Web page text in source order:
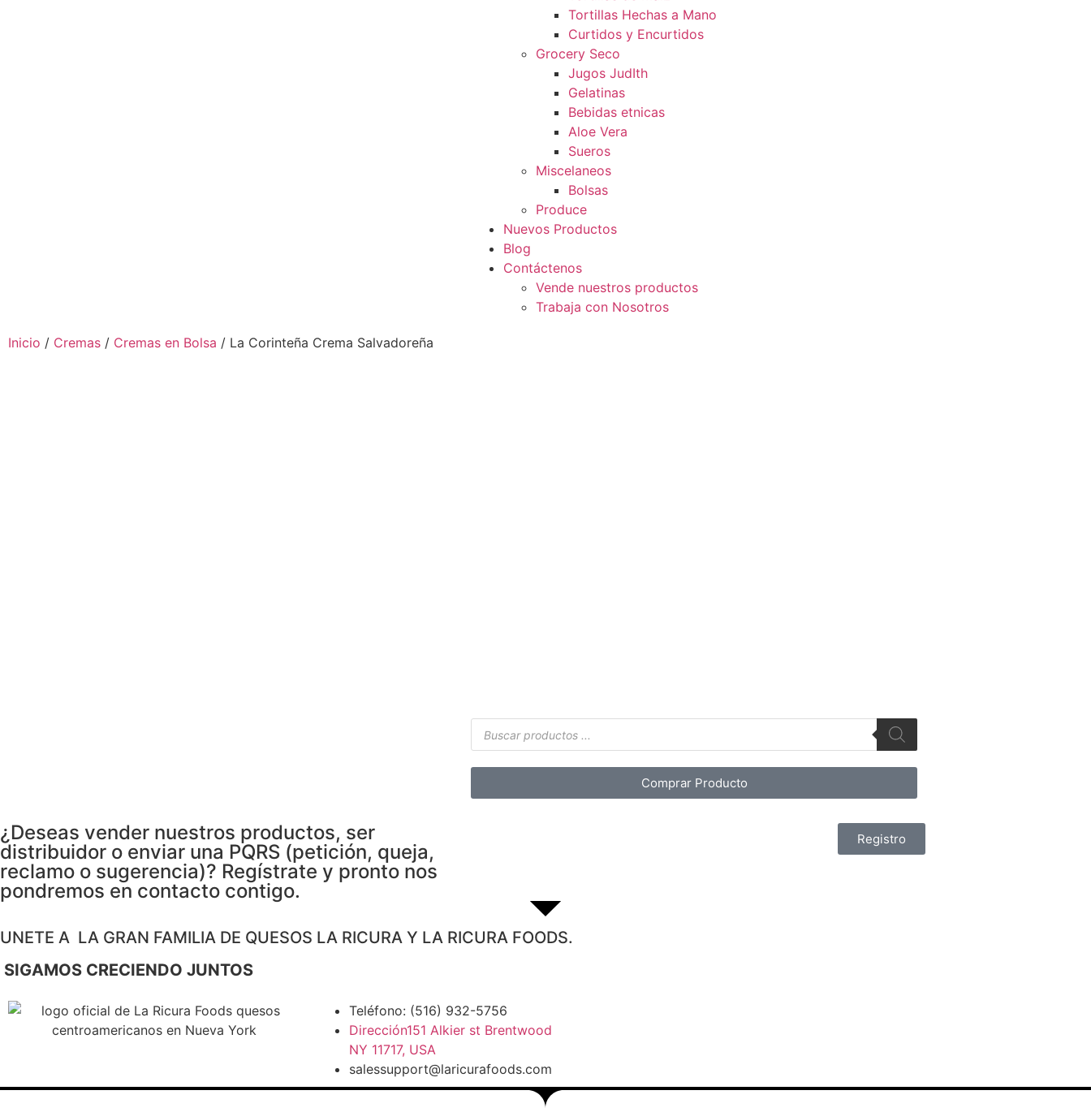
Tortillas Hechas a Mano
Curtidos y Encurtidos
Grocery Seco
Jugos JudIth
Gelatinas
Bebidas etnicas
Aloe Vera
Sueros
Miscelaneos
Bolsas
Produce
Nuevos Productos
Blog
Contáctenos
Vende nuestros productos
Trabaja con Nosotros
Inicio / Cremas / Cremas en Bolsa / La Corinteña Crema Salvadoreña
Comprar Producto
¿Deseas vender nuestros productos, ser
distribuidor o enviar una PQRS (petición, queja,
reclamo o sugerencia)? Regístrate y pronto nos
pondremos en contacto contigo.
Registro
UNETE A LA GRAN FAMILIA DE QUESOS LA RICURA Y LA RICURA FOODS.
SIGAMOS CRECIENDO JUNTOS
Teléfono: (516) 932-5756
Dirección151 Alkier st Brentwood
NY 11717, USA
salessupport@laricurafoods.com